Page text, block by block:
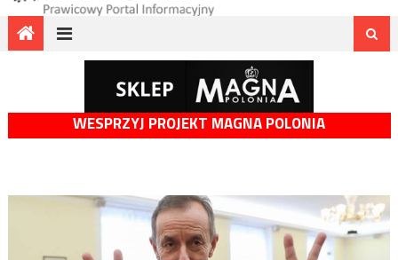
WESPRZYJ PROJEKT MAGNA POLONIA